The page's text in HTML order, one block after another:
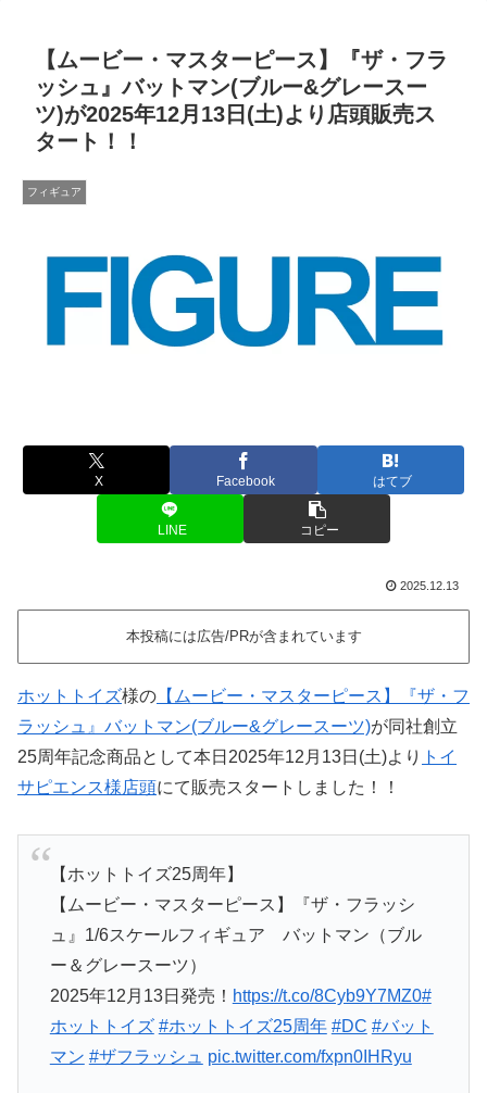
【ムービー・マスターピース】『ザ・フラ
ッシュ』バットマン(ブルー&グレースー
ツ)が2025年12月13日(土)より店頭販売ス
タート！！
フィギュア
X Facebook はてブ
LINE コピー
2025.12.13
本投稿には広告/PRが含まれています
ホットトイズ様の 【ムービー・マスターピース】『ザ・フ
ラッシュ』バットマン(ブルー&グレースーツ)が同社創立
25周年記念商品として本日2025年12月13日(土)より トイ
サピエンス様店頭にて販売スタートしました！！
【ホットトイズ25周年】
【ムービー・マスターピース】『ザ・フラッシ
ュ』1/6スケールフィギュア バットマン（ブル
ー＆グレースーツ）
2025年12月13日発売！ https://t.co/8Cyb9Y7MZ0#
ホットトイズ #ホットトイズ25周年 #DC #バット
マン #ザフラッシュ pic.twitter.com/fxpn0IHRyu